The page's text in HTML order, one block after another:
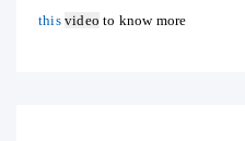
this video to know more